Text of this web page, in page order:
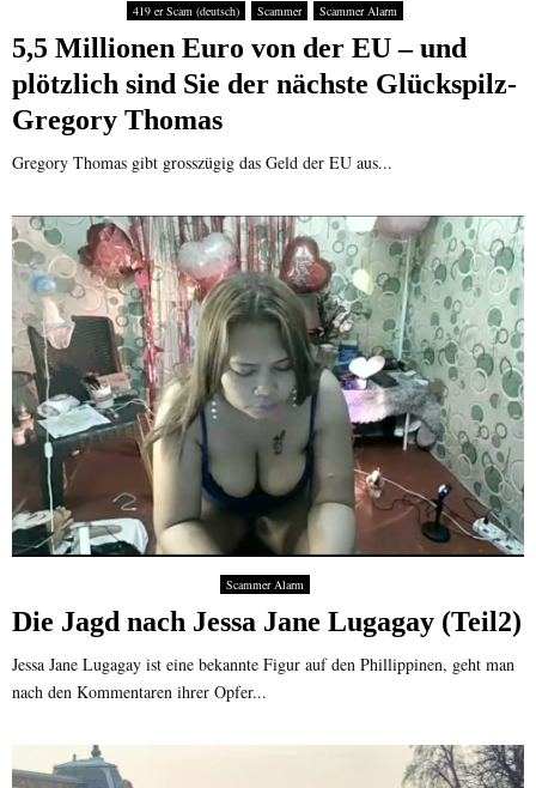
419 er Scam (deutsch) Scammer Scammer Alarm
5,5 Millionen Euro von der EU – und
plötzlich sind Sie der nächste Glückspilz-
Gregory Thomas
Gregory Thomas gibt grosszügig das Geld der EU aus...
Scammer Alarm
Die Jagd nach Jessa Jane Lugagay (Teil2)
Jessa Jane Lugagay ist eine bekannte Figur auf den Phillippinen, geht man
nach den Kommentaren ihrer Opfer...